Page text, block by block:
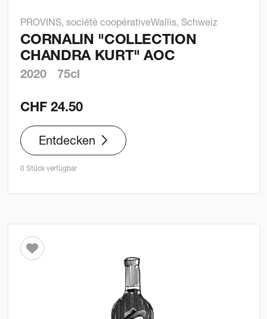
PROVINS, sociétè coopérativeWallis, Schweiz
CORNALIN "COLLECTION
CHANDRA KURT" AOC
2020 75cl
CHF 24.50
Entdecken
0 Stück verfügbar